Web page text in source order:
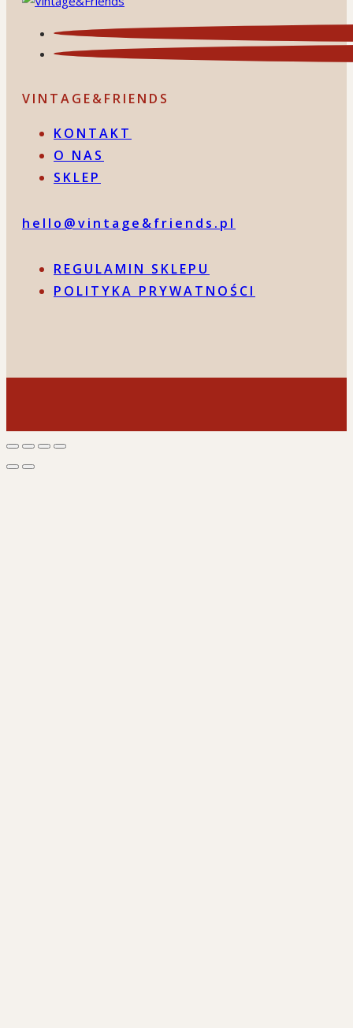
VINTAGE&FRIENDS
KONTAKT
O NAS
SKLEP
hello@vintage&friends.pl
REGULAMIN SKLEPU
POLITYKA PRYWATNOŚCI